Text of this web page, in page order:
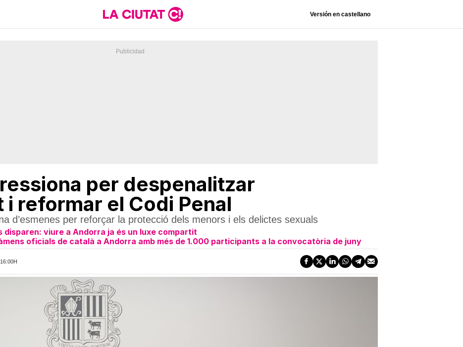
Versión en castellano
per despenalitzar
i reformar el Codi Penal
d’esmenes per reforçar la protecció dels menors i els delictes sexuals
disparen: viure a Andorra ja és un luxe compartit
oficials de català a Andorra amb més de 1.000 participants a la convocatòria de juny